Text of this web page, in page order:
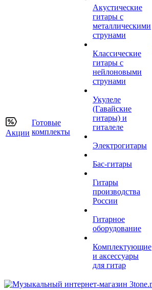
Акции
Готовые
комплекты
Акустические
гитары с
металлическими
струнами
Классические
гитары с
нейлоновыми
струнами
Укулеле
(Гавайские
гитары) и
гиталеле
Электрогитары
Бас-гитары
Гитары
производства
России
Гитарное
оборудование
Комплектующие
и аксессуары
для гитар